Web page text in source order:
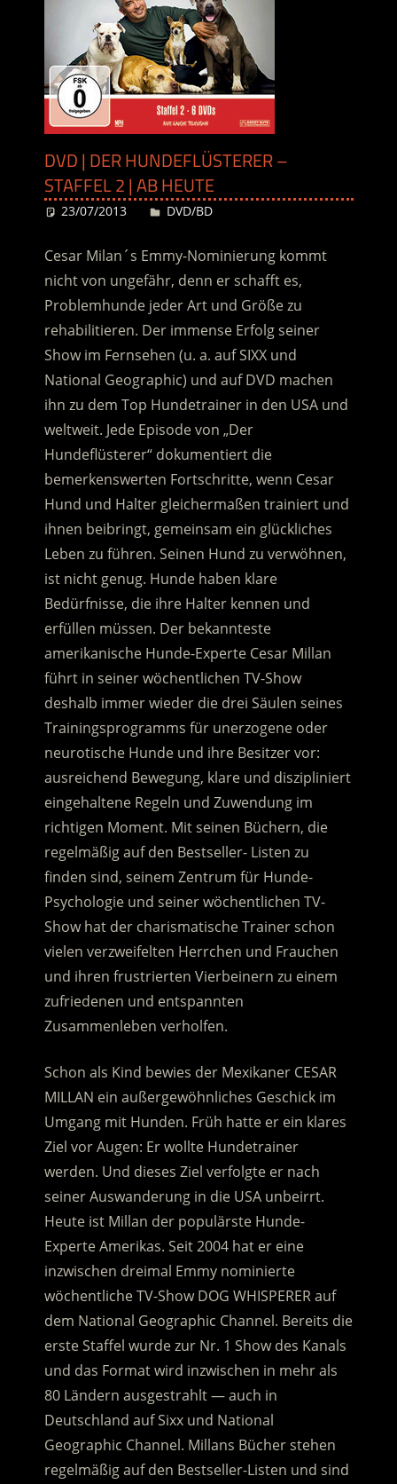
DVD | DER HUNDEFLÜSTERER –
STAFFEL 2 | AB HEUTE
23/07/2013 Desiree
DVD/BD
Cesar Milan´s Emmy-Nominierung kommt
nicht von ungefähr, denn er schafft es,
Problemhunde jeder Art und Größe zu
rehabilitieren. Der immense Erfolg seiner
Show im Fernsehen (u. a. auf SIXX und
National Geographic) und auf DVD machen
ihn zu dem Top Hundetrainer in den USA und
weltweit. Jede Episode von „Der
Hundeflüsterer“ dokumentiert die
bemerkenswerten Fortschritte, wenn Cesar
Hund und Halter gleichermaßen trainiert und
ihnen beibringt, gemeinsam ein glückliches
Leben zu führen. Seinen Hund zu verwöhnen,
ist nicht genug. Hunde haben klare
Bedürfnisse, die ihre Halter kennen und
erfüllen müssen. Der bekannteste
amerikanische Hunde-Experte Cesar Millan
führt in seiner wöchentlichen TV-Show
deshalb immer wieder die drei Säulen seines
Trainingsprogramms für unerzogene oder
neurotische Hunde und ihre Besitzer vor:
ausreichend Bewegung, klare und diszipliniert
eingehaltene Regeln und Zuwendung im
richtigen Moment. Mit seinen Büchern, die
regelmäßig auf den Bestseller- Listen zu
finden sind, seinem Zentrum für Hunde-
Psychologie und seiner wöchentlichen TV-
Show hat der charismatische Trainer schon
vielen verzweifelten Herrchen und Frauchen
und ihren frustrierten Vierbeinern zu einem
zufriedenen und entspannten
Zusammenleben verholfen.
Schon als Kind bewies der Mexikaner CESAR
MILLAN ein außergewöhnliches Geschick im
Umgang mit Hunden. Früh hatte er ein klares
Ziel vor Augen: Er wollte Hundetrainer
werden. Und dieses Ziel verfolgte er nach
seiner Auswanderung in die USA unbeirrt.
Heute ist Millan der populärste Hunde-
Experte Amerikas. Seit 2004 hat er eine
inzwischen dreimal Emmy nominierte
wöchentliche TV-Show DOG WHISPERER auf
dem National Geographic Channel. Bereits die
erste Staffel wurde zur Nr. 1 Show des Kanals
und das Format wird inzwischen in mehr als
80 Ländern ausgestrahlt — auch in
Deutschland auf Sixx und National
Geographic Channel. Millans Bücher stehen
regelmäßig auf den Bestseller-Listen und sind